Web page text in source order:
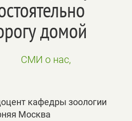
домой
СМИ о нас,
кафедры зоологии
Москва